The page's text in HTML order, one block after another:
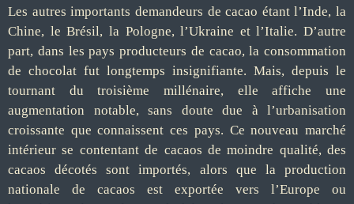
Les autres importants demandeurs de cacao étant l’Inde, la
Chine, le Brésil, la Pologne, l’Ukraine et l’Italie. D’autre
part, dans les pays producteurs de cacao, la consommation
de chocolat fut longtemps insignifiante. Mais, depuis le
tournant du troisième millénaire, elle affiche une
augmentation notable, sans doute due à l’urbanisation
croissante que connaissent ces pays. Ce nouveau marché
intérieur se contentant de cacaos de moindre qualité, des
cacaos décotés sont importés, alors que la production
nationale de cacaos est exportée vers l’Europe ou